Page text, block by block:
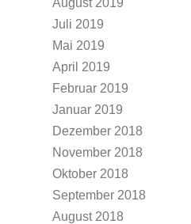
August 2019
Juli 2019
Mai 2019
April 2019
Februar 2019
Januar 2019
Dezember 2018
November 2018
Oktober 2018
September 2018
August 2018